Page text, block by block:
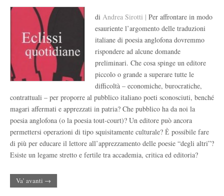
di Andrea Sirotti | Per affrontare in modo
esauriente l’argomento delle traduzioni
italiane di poesia anglofona dovremmo
rispondere ad alcune domande
preliminari. Che cosa spinge un editore
piccolo o grande a superare tutte le
difficoltà – economiche, burocratiche,
contrattuali – per proporre al pubblico italiano poeti sconosciuti, benché
magari affermati e apprezzati in patria? Che pubblico ha da noi la
poesia anglofona (o la poesia tout-court)? Un editore può ancora
permettersi operazioni di tipo squisitamente culturale? Ѐ possibile fare
di più per educare il lettore all’apprezzamento delle poesie “degli altri”?
Esiste un legame stretto e fertile tra accademia, critica ed editoria?
Va’ avanti →